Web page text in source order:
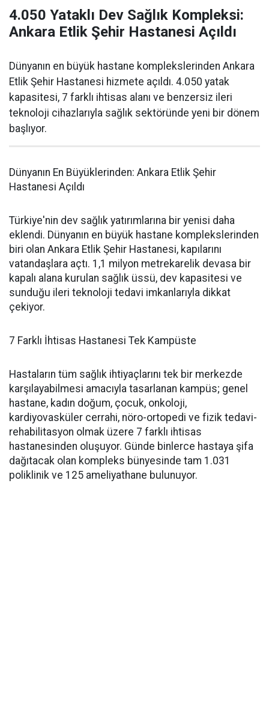
4.050 Yataklı Dev Sağlık Kompleksi:
Ankara Etlik Şehir Hastanesi Açıldı
Dünyanın en büyük hastane komplekslerinden Ankara
Etlik Şehir Hastanesi hizmete açıldı. 4.050 yatak
kapasitesi, 7 farklı ihtisas alanı ve benzersiz ileri
teknoloji cihazlarıyla sağlık sektöründe yeni bir dönem
başlıyor.
Dünyanın En Büyüklerinden: Ankara Etlik Şehir
Hastanesi Açıldı
Türkiye'nin dev sağlık yatırımlarına bir yenisi daha
eklendi. Dünyanın en büyük hastane komplekslerinden
biri olan Ankara Etlik Şehir Hastanesi, kapılarını
vatandaşlara açtı. 1,1 milyon metrekarelik devasa bir
kapalı alana kurulan sağlık üssü, dev kapasitesi ve
sunduğu ileri teknoloji tedavi imkanlarıyla dikkat
çekiyor.
7 Farklı İhtisas Hastanesi Tek Kampüste
Hastaların tüm sağlık ihtiyaçlarını tek bir merkezde
karşılayabilmesi amacıyla tasarlanan kampüs; genel
hastane, kadın doğum, çocuk, onkoloji,
kardiyovasküler cerrahi, nöro-ortopedi ve fizik tedavi-
rehabilitasyon olmak üzere 7 farklı ihtisas
hastanesinden oluşuyor. Günde binlerce hastaya şifa
dağıtacak olan kompleks bünyesinde tam 1.031
poliklinik ve 125 ameliyathane bulunuyor.